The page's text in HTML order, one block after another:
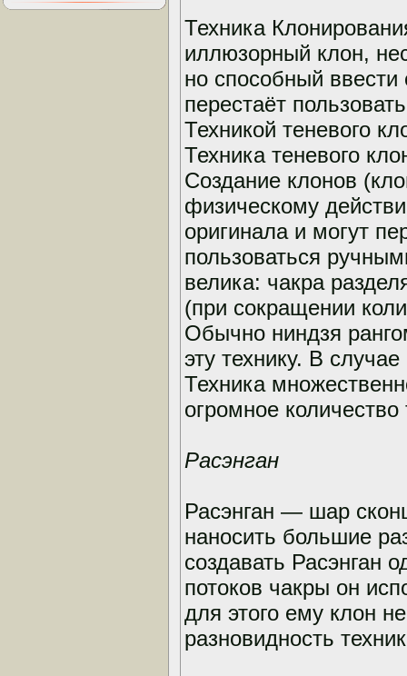
Техника
иллюзорный клон,
но способный
перестаёт
Техникой теневого
Техника теневого
Создание клонов
физическому
оригинала и могут
пользоваться
велика: чакра
(при сокращении
Обычно ниндзя
эту технику. В
Техника
огромное
Расэнган
Расэнган — шар
наносить большие
создавать Расэнган
потоков чакры он
для этого ему клон
разновидность